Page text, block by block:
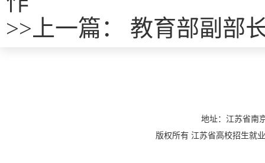
>> 上一篇： 教育部副部
地址：江苏省
版权所有 江苏省高校招生就